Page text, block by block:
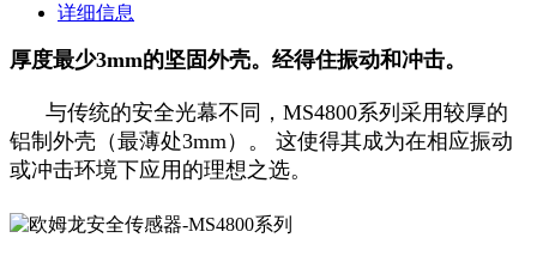
详细信息
厚度最少3mm的坚固外壳。经得住振动和冲击。
与传统的安全光幕不同，MS4800系列采用较厚的
铝制外壳（最薄处3mm）。 这使得其成为在相应振动
或冲击环境下应用的理想之选。